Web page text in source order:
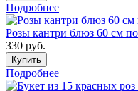
Подробнее
Розы кантри блюз 60 см
330 руб.
Купить
Подробнее